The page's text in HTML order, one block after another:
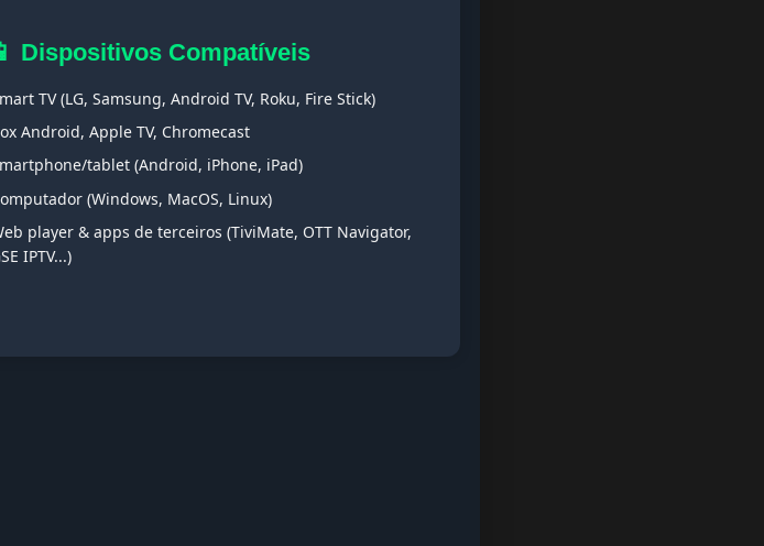
Dispositivos Compatíveis
TV (LG, Samsung, Android TV, Roku, Fire Stick)
Android, Apple TV, Chromecast
tablet (Android, iPhone, iPad)
(Windows, MacOS, Linux)
player & apps de terceiros (TiviMate, OTT Navigator,
IPTV...)